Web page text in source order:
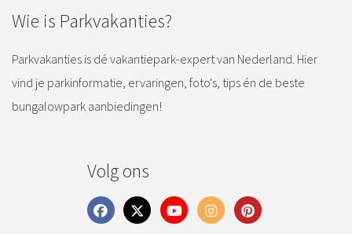
Wie is Parkvakanties?
Parkvakanties is dé vakantiepark-expert van Nederland. Hier
vind je parkinformatie, ervaringen, foto's, tips én de beste
bungalowpark aanbiedingen!
Volg ons